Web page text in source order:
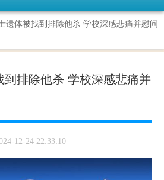
遗体被找到排除他杀 学校深感悲痛并慰问
排除他杀 学校深感悲痛并
12-24 22:33:10